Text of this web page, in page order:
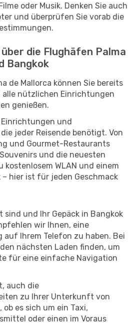
oder Musik. Denken Sie auch
und überprüfen Sie vorab die
die Flughäfen Palma
Bangkok
de Mallorca können Sie bereits
alle nützlichen Einrichtungen
genießen.
und
jeder Reisende benötigt. Von
und Gourmet-Restaurants
und die neuesten
kostenlosem WLAN und einem
hier ist für jeden Geschmack
sind und Ihr Gepäck in Bangkok
wir Ihnen, eine
Ihrem Telefon zu haben. Bei
nächsten Laden finden, um
für eine einfache Navigation
auch die
zu Ihrer Unterkunft von
es sich um ein Taxi,
oder einen im Voraus